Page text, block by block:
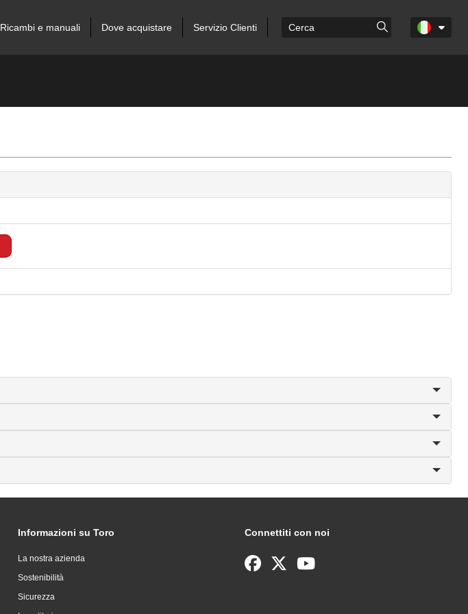
Ricambi e manuali Dove acquistare Servizio Clienti
Informazioni su Toro
La nostra azienda
Sostenibilità
Sicurezza
Connettiti con noi